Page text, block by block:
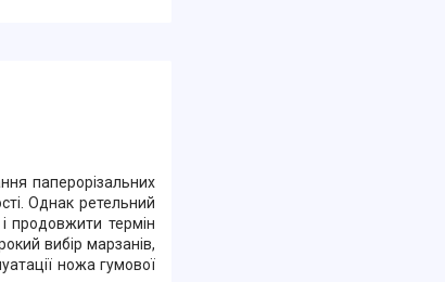
паперорізальних
Однак ретельний
продовжити термін
вибір марзанів,
ножа гумової